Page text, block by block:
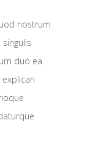
nostrum
duo ea.